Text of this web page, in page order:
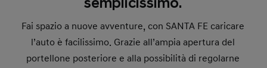
semplicissimo.
Fai spazio a nuove avventure, con SANTA FE caricare
l’auto è facilissimo. Grazie all’ampia apertura del
portellone posteriore e alla possibilità di regolarne